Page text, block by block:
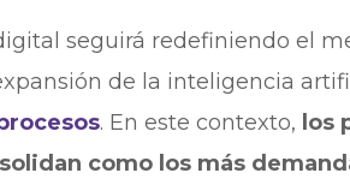
seguirá redefiniendo el
de la inteligencia
. En este contexto, los
como los más